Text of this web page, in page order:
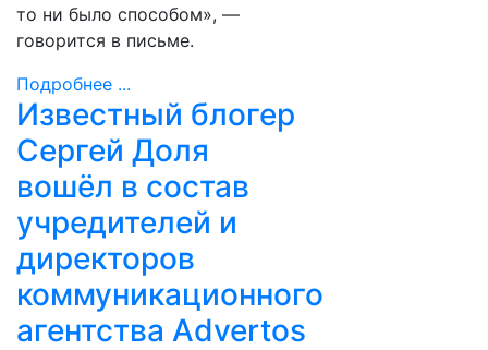
то ни было способом», —
говорится в письме.
Подробнее ...
Известный блогер
Сергей Доля
вошёл в состав
учредителей и
директоров
коммуникационного
агентства Advertos